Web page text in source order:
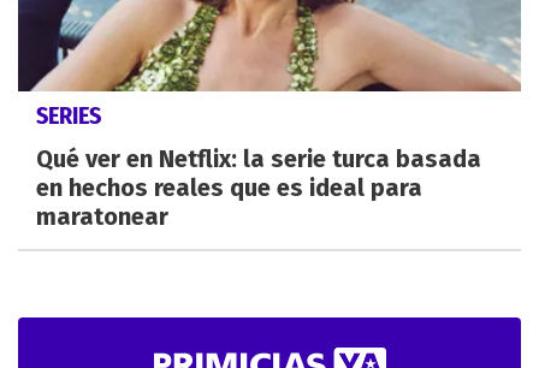
SERIES
Qué ver en Netflix: la serie turca basada
en hechos reales que es ideal para
maratonear